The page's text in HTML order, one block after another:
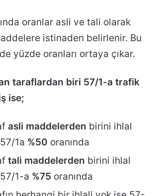
oranlar asli ve tali olarak
istinaden belirlenir. Bu
yüzde oranları ortaya çıkar.
taraflardan biri 57/1-a trafik
ise;
asli maddelerden birini ihlal
1a %50 oranında
tali maddelerden birini ihlal
1-a %75 oranında